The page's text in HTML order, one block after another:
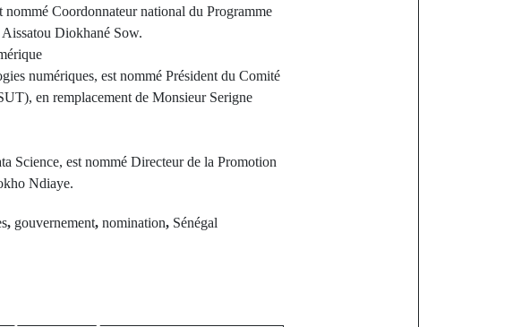
Coordonnateur national du Programme
Diokhané Sow.
numériques, est nommé Président du Comité
en remplacement de Monsieur Serigne
est nommé Directeur de la Promotion
Ndiaye.
, gouvernement, nomination, Sénégal